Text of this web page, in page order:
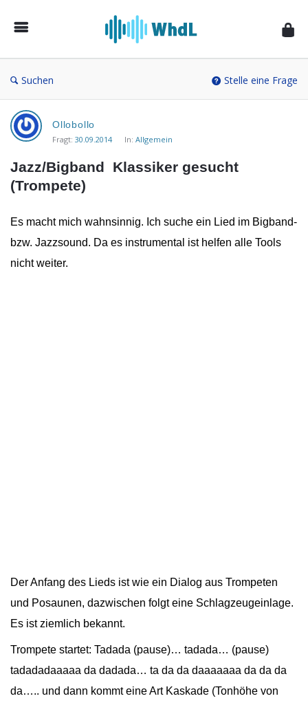
von
Suchen Stelle eine Frage
Musikforum
von
WieheisstdasLied.de
Neueste
Ollobollo
Fragt: 30.09.2014 In: Allgemein
Jazz/Bigband  Klassiker gesucht
(Trompete)
Es macht mich wahnsinnig. Ich suche ein Lied im Bigband-
bzw. Jazzsound. Da es instrumental ist helfen alle Tools
nicht weiter.
Der Anfang des Lieds ist wie ein Dialog aus Trompeten
und Posaunen, dazwischen folgt eine Schlagzeugeinlage.
Es ist ziemlich bekannt.
Trompete startet: Tadada (pause)… tadada… (pause)
tadadadaaaaa da dadada… ta da da daaaaaaa da da da
da….. und dann kommt eine Art Kaskade (Tonhöhe von